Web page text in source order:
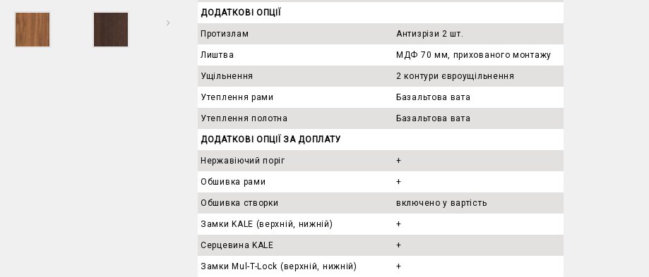
ДОДАТКОВІ ОПЦІЇ
Протизлам Антизрізи 2 шт.
Лиштва МДФ 70 мм, прихованого монтажу
Ущільнення 2 контури євроущільнення
Утеплення рами Базальтова вата
Утеплення полотна Базальтова вата
ДОДАТКОВІ ОПЦІЇ ЗА ДОПЛАТУ
Нержавіючий поріг +
Обшивка рами +
Обшивка створки включено у вартість
Замки KALE (верхній, нижній) +
Серцевина KALE +
Замки Mul-T-Lock (верхній, нижній) +